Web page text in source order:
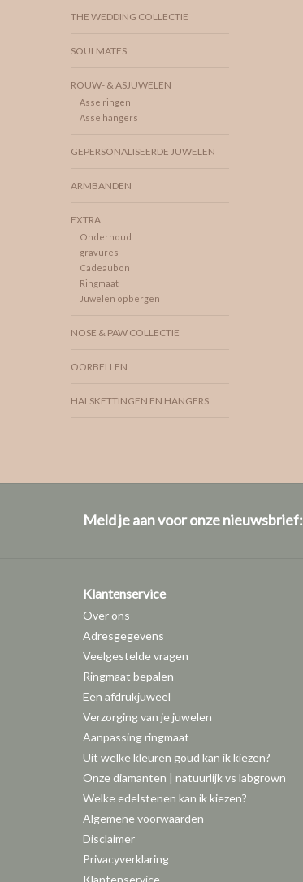
THE WEDDING COLLECTIE
SOULMATES
ROUW- & ASJUWELEN
Asse ringen
Asse hangers
GEPERSONALISEERDE JUWELEN
ARMBANDEN
EXTRA
Onderhoud
gravures
Cadeaubon
Ringmaat
Juwelen opbergen
NOSE & PAW COLLECTIE
OORBELLEN
HALSKETTINGEN EN HANGERS
Meld je aan voor onze nieuwsbrief:
Klantenservice
Over ons
Adresgegevens
Veelgestelde vragen
Ringmaat bepalen
Een afdrukjuweel
Verzorging van je juwelen
Aanpassing ringmaat
Uit welke kleuren goud kan ik kiezen?
Onze diamanten | natuurlijk vs labgrown
Welke edelstenen kan ik kiezen?
Algemene voorwaarden
Disclaimer
Privacyverklaring